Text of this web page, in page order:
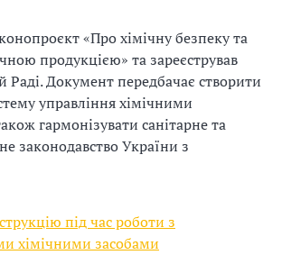
«Про хімічну безпеку та
продукцією» та зареєстрував
Раді. Документ передбачає створити
управління хімічними
гармонізувати санітарне та
законодавство України з
під час роботи з
хімічними засобами